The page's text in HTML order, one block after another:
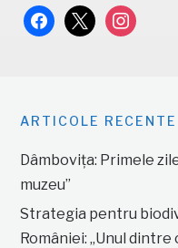
facebook
x instagram
ARTICOLE RECENTE
Dâmbovița: Primele
muzeu”
Strategia pentru
României: „Unul